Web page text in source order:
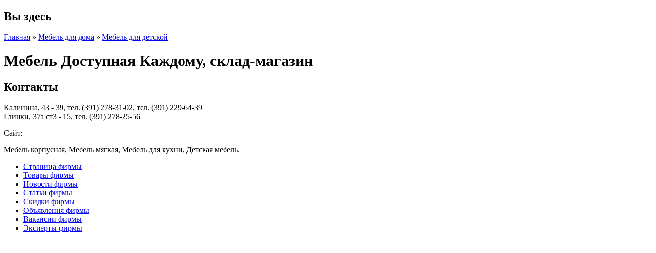
Вы здесь
Главная » Мебель для дома » Мебель для детской
Мебель Доступная Каждому, склад-магазин
Контакты
Калинина, 43 - 39, тел. (391) 278-31-02, тел. (391) 229-64-39
Глинки, 37а ст3 - 15, тел. (391) 278-25-56
Сайт:
Мебель корпусная, Мебель мягкая, Мебель для кухни, Детская мебель.
Страница фирмы
Товары фирмы
Новости фирмы
Статьи фирмы
Скидки фирмы
Объявления фирмы
Вакансии фирмы
Эксперты фирмы